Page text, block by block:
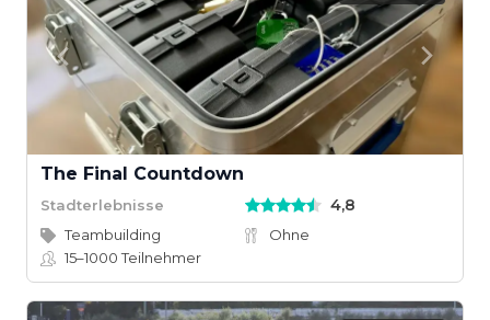
The Final Countdown
Stadterlebnisse 4,8
Teambuilding
Ohne
15–1000Teilnehmer